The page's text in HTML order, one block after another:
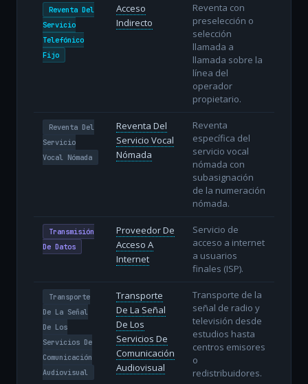
Reventa Del
Servicio
Telefónico
Fijo
Acceso
Indirecto
Reventa con
preselección o
selección
llamada a
llamada sobre la
línea del
operador
propietario.
Reventa Del
Servicio
Vocal Nómada
Reventa Del
Servicio Vocal
Nómada
Reventa
específica del
servicio vocal
nómada con
subasignación
de la numeración
nómada.
Transmisión
De Datos
Proveedor De
Acceso A
Internet
Servicio de
acceso a internet
a usuarios
finales (ISP).
Transporte
De La Señal
De Los
Servicios De
Comunicación
Audiovisual
Transporte
De La Señal
De Los
Servicios De
Comunicación
Audiovisual
Transporte de la
señal de radio y
televisión desde
estudios hasta
centros emisores
o
redistribuidores.